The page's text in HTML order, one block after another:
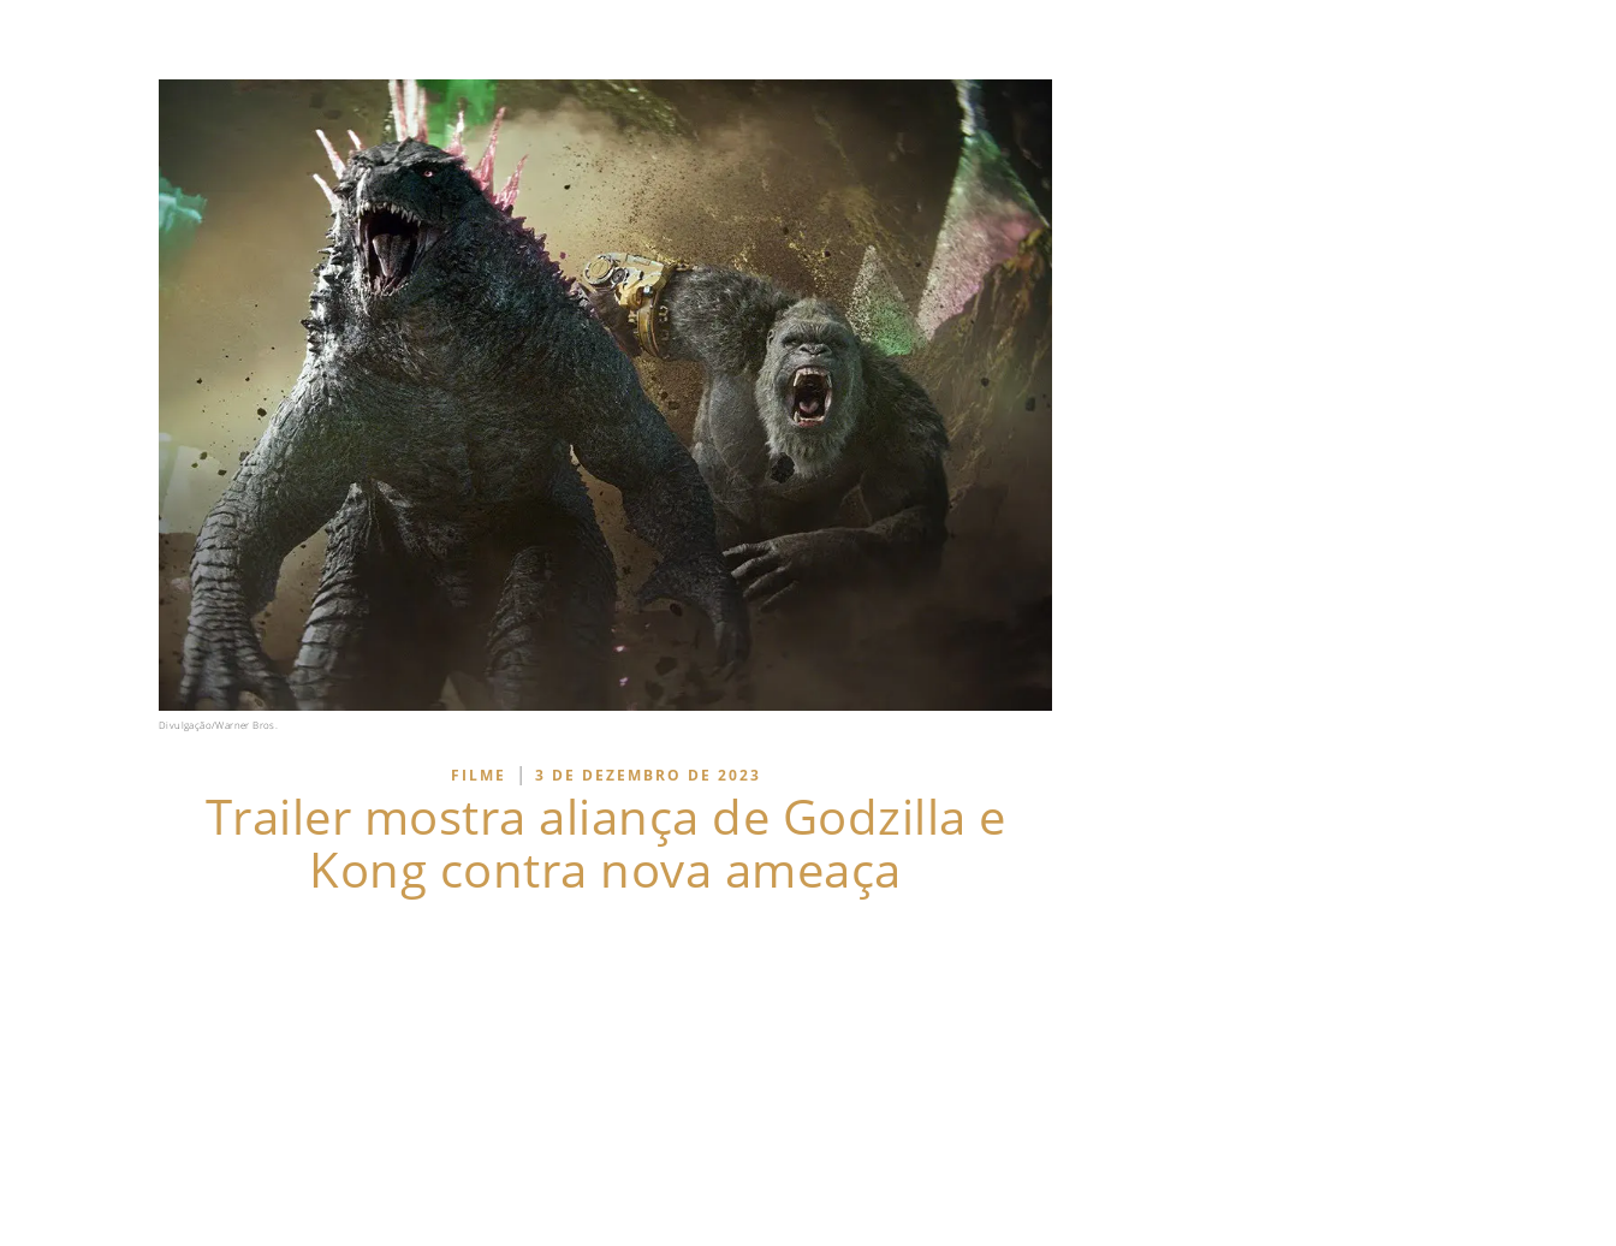
Divulgação/Warner Bros.
FILME | 3 DE DEZEMBRO DE 2023
Trailer mostra aliança de Godzilla e
Kong contra nova ameaça